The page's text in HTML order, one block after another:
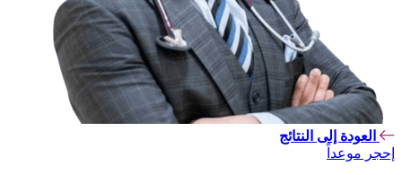
العودة إلى النتائج
إحجر موعداً